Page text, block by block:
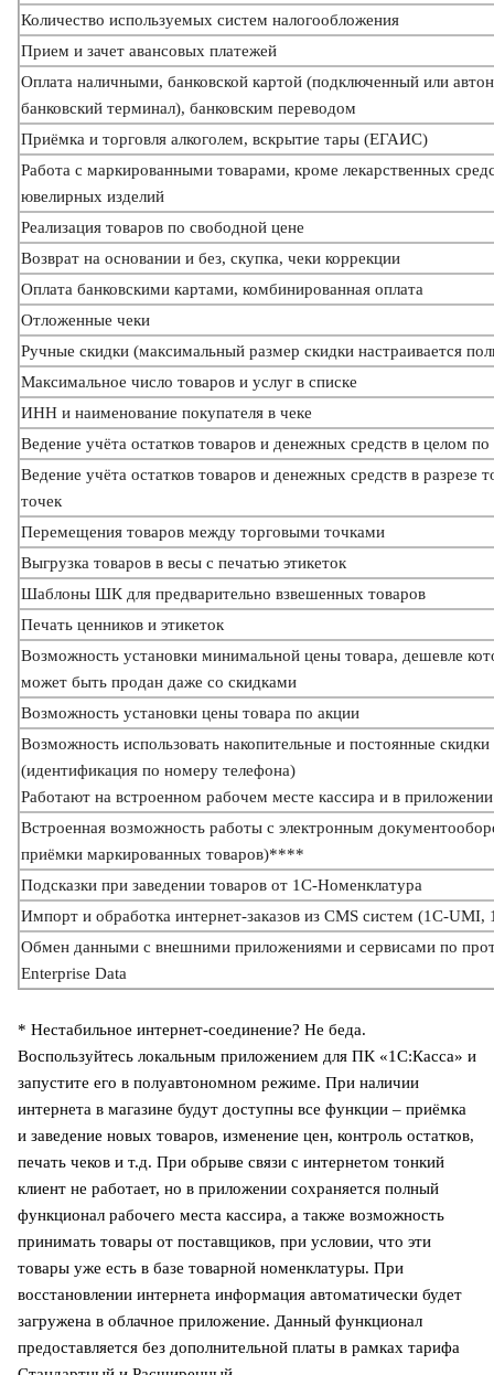
Количество используемых систем налогообложения
Прием и зачет авансовых платежей
Оплата наличными, банковской картой (подключенный или
банковский терминал), банковским переводом
Приёмка и торговля алкоголем, вскрытие тары (ЕГАИС)
Работа с маркированными товарами, кроме лекарственных
ювелирных изделий
Реализация товаров по свободной цене
Возврат на основании и без, скупка, чеки коррекции
Оплата банковскими картами, комбинированная оплата
Отложенные чеки
Ручные скидки (максимальный размер скидки настраивается
Максимальное число товаров и услуг в списке
ИНН и наименование покупателя в чеке
Ведение учёта остатков товаров и денежных средств в целом
Ведение учёта остатков товаров и денежных средств в разрезе
точек
Перемещения товаров между торговыми точками
Выгрузка товаров в весы с печатью этикеток
Шаблоны ШК для предварительно взвешенных товаров
Печать ценников и этикеток
Возможность установки минимальной цены товара, дешевле
может быть продан даже со скидками
Возможность установки цены товара по акции
Возможность использовать накопительные и постоянные скидки
(идентификация по номеру телефона)
Работают на встроенном рабочем месте кассира и в
Встроенная возможность работы с электронным
приёмки маркированных товаров)****
Подсказки при заведении товаров от 1С-Номенклатура
Импорт и обработка интернет-заказов из CMS систем (1С-UMI,
Обмен данными с внешними приложениями и сервисами по
Enterprise Data
* Нестабильное интернет-соединение? Не беда.
Воспользуйтесь локальным приложением для ПК «1С:Касса» и
запустите его в полуавтономном режиме. При наличии
интернета в магазине будут доступны все функции – приёмка
и заведение новых товаров, изменение цен, контроль остатков,
печать чеков и т.д. При обрыве связи с интернетом тонкий
клиент не работает, но в приложении сохраняется полный
функционал рабочего места кассира, а также возможность
принимать товары от поставщиков, при условии, что эти
товары уже есть в базе товарной номенклатуры. При
восстановлении интернета информация автоматически будет
загружена в облачное приложение. Данный функционал
предоставляется без дополнительной платы в рамках тарифа